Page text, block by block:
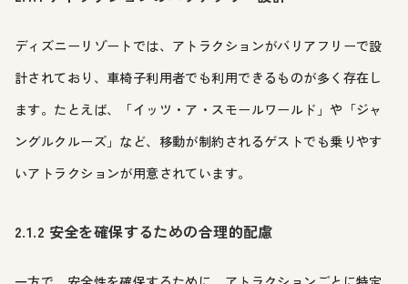
ディズニーリゾートでは、アトラクションがバリアフリーで設
計されており、車椅子利用者でも利用できるものが多く存在し
ます。たとえば、「イッツ・ア・スモールワールド」や「ジャ
ングルクルーズ」など、移動が制約されるゲストでも乗りやす
いアトラクションが用意されています。
2.1.2 安全を確保するための合理的配慮